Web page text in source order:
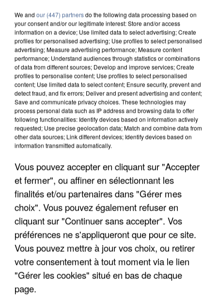
IL TUE SON FILS ET ENVOIE DES PHOTOS À SON
EX-COMPAGNE À NICE
INCENDIES : L’ÎLE-DE-FRANCE LANCE UN ÉLAN
DE SOLIDARITÉ AVEC LES...
We and our (447) partnersdo the following data processing based on
your consent and/or our legitimate interest: Store and/or access
information on a device; Use limited data to select advertising; Create
profiles for personalised advertising; Use profiles to select personalised
advertising; Measure advertising performance; Measure content
performance; Understand audiences through statistics or combinations
of data from different sources; Develop and improve services; Create
profiles to personalise content; Use profiles to select personalised
content; Use limited data to select content; Ensure security, prevent and
detect fraud, and fix errors; Deliver and present advertising and content;
Save and communicate privacy choices. These technologies may
process personal data such as IP address and browsing data to offer
following functionalities: Identify devices based on information actively
requested; Use precise geolocation data; Match and combine data from
other data sources; Link different devices; Identify devices based on
information transmitted automatically.
Vous pouvez accepter en cliquant sur "Accepter
et fermer", ou affiner en sélectionnant les
finalités et/ou partenaires dans "Gérer mes
choix". Vous pouvez également refuser en
cliquant sur "Continuer sans accepter". Vos
préférences ne s'appliqueront que pour ce site.
Vous pouvez mettre à jour vos choix, ou retirer
votre consentement à tout moment via le lien
"Gérer les cookies" situé en bas de chaque
page.